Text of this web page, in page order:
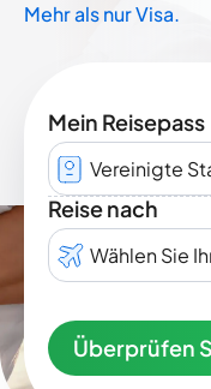
Mehr als nur Visa.
Mein Reisepass
Vereinigte
Reise nach
Wählen Sie
Überprüfen